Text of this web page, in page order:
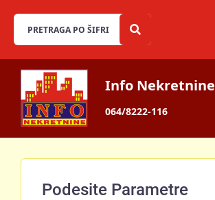
Info Nekretnine
064/8222-116
Podesite Parametre